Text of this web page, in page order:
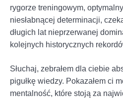
rygorze treningowym,
niesłabnącej determinacji,
długich lat nieprzerwanej
kolejnych historycznych
Słuchaj, zebrałem dla ciebie
pigułkę wiedzy. Pokazałem ci
mentalność, które stoją za